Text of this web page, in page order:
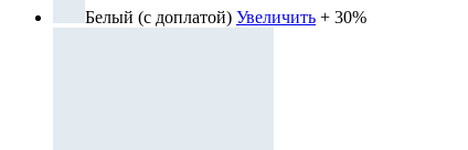
Белый (с доплатой) Увеличить + 30%